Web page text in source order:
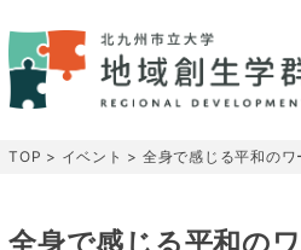
TOP > イベント > 全身で感じる平和の
全身で感じる平和の